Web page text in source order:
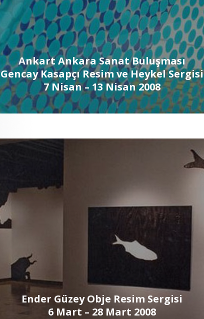
Ankart Ankara Sanat Buluşması
Gencay Kasapçı Resim ve Heykel Sergisi
7 Nisan – 13 Nisan 2008
Ender Güzey Obje Resim Sergisi
6 Mart – 28 Mart 2008